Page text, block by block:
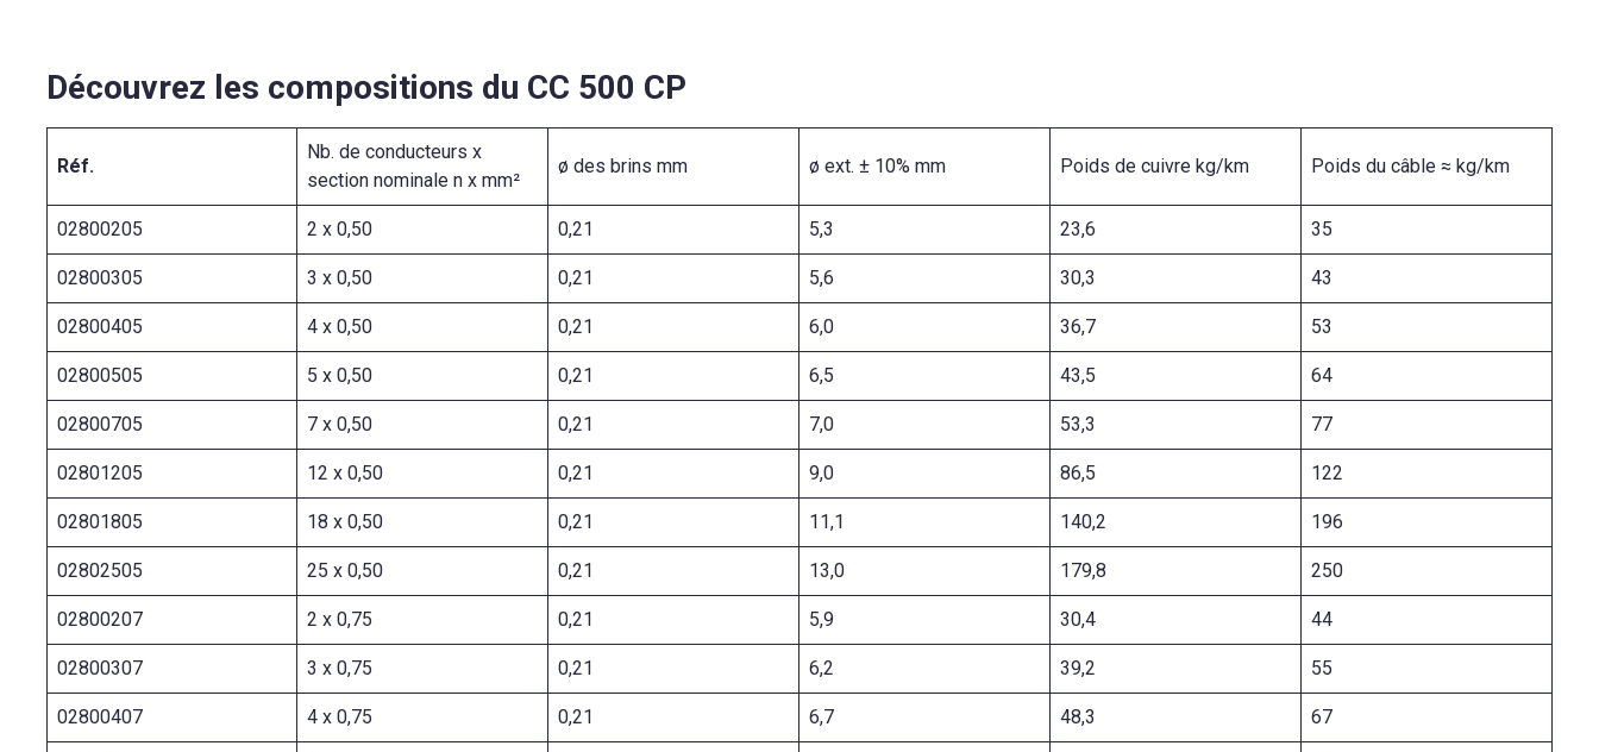
Découvrez les compositions du CC 500 CP
Réf.
Nb. de conducteurs x
section nominale n x mm²
ø des brins mm ø ext. ± 10% mm Poids de cuivre kg/km Poids du câble ≈ kg/km
02800205 2 x 0,50 0,21 5,3 23,6 35
02800305 3 x 0,50 0,21 5,6 30,3 43
02800405 4 x 0,50 0,21 6,0 36,7 53
02800505 5 x 0,50 0,21 6,5 43,5 64
02800705 7 x 0,50 0,21 7,0 53,3 77
02801205 12 x 0,50 0,21 9,0 86,5 122
02801805 18 x 0,50 0,21 11,1 140,2 196
02802505 25 x 0,50 0,21 13,0 179,8 250
02800207 2 x 0,75 0,21 5,9 30,4 44
02800307 3 x 0,75 0,21 6,2 39,2 55
02800407 4 x 0,75 0,21 6,7 48,3 67